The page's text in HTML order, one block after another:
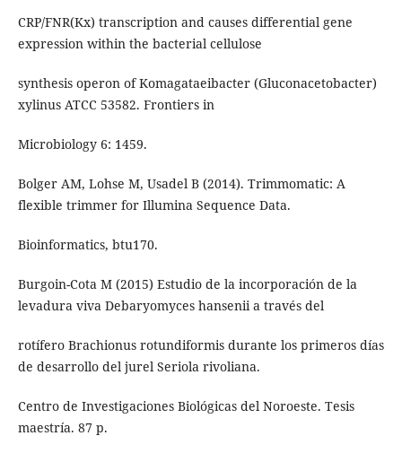
CRP/FNR(Kx) transcription and causes differential gene
expression within the bacterial cellulose
synthesis operon of Komagataeibacter (Gluconacetobacter)
xylinus ATCC 53582. Frontiers in
Microbiology 6: 1459.
Bolger AM, Lohse M, Usadel B (2014). Trimmomatic: A
flexible trimmer for Illumina Sequence Data.
Bioinformatics, btu170.
Burgoin-Cota M (2015) Estudio de la incorporación de la
levadura viva Debaryomyces hansenii a través del
rotífero Brachionus rotundiformis durante los primeros días
de desarrollo del jurel Seriola rivoliana.
Centro de Investigaciones Biológicas del Noroeste. Tesis
maestría. 87 p.